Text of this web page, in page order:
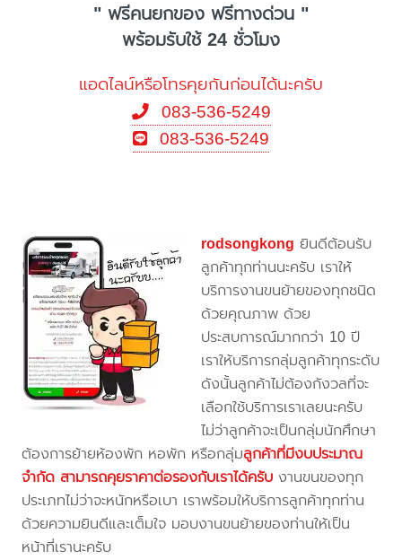
" ฟรีคนยกของ ฟรีทางด่วน "
พร้อมรับใช้ 24 ชั่วโมง
แอดไลน์หรือโทรคุยกันก่อนได้นะครับ
083-536-5249
083-536-5249
rodsongkong ยินดีต้อนรับ
ลูกค้าทุกท่านนะครับ เราให้
บริการงานขนย้ายของทุกชนิด
ด้วยคุณภาพ ด้วย
ประสบการณ์มากกว่า 10 ปี
เราให้บริการกลุ่มลูกค้าทุกระดับ
ดังนั้นลูกค้าไม่ต้องกังวลที่จะ
เลือกใช้บริการเราเลยนะครับ
ไม่ว่าลูกค้าจะเป็นกลุ่มนักศึกษา
ต้องการย้ายห้องพัก หอพัก หรือกลุ่มลูกค้าที่มีงบประมาณ
จำกัด สามารถคุยราคาต่อรองกับเราได้ครับ งานขนของทุก
ประเภทไม่ว่าจะหนักหรือเบา เราพร้อมให้บริการลูกค้าทุกท่าน
ด้วยความยินดีและเต็มใจ มอบงานขนย้ายของท่านให้เป็น
หน้าที่เรานะครับ